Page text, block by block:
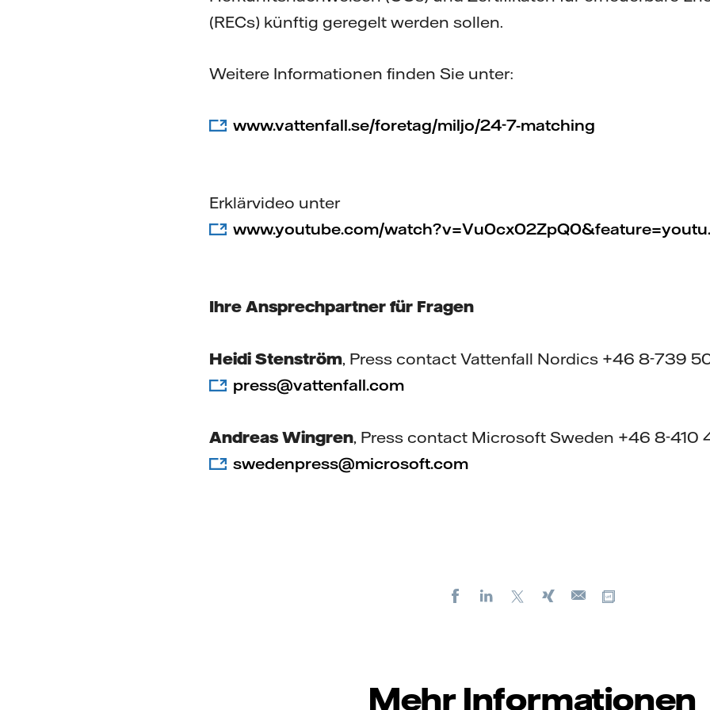
(RECs) künftig geregelt werden sollen.
Weitere Informationen finden Sie unter:
www.vattenfall.se/foretag/miljo/24-7-matching
Erklärvideo unter
www.youtube.com/
Ihre Ansprechpartner für Fragen
Heidi Stenström, Press contact Vattenfall Nordics +46 8-739
press@vattenfall.com
Andreas Wingren, Press contact Microsoft Sweden +46 8-410
swedenpress@microsoft.com
FacebookLinkedIn Xing
E-
Mehr Informationen